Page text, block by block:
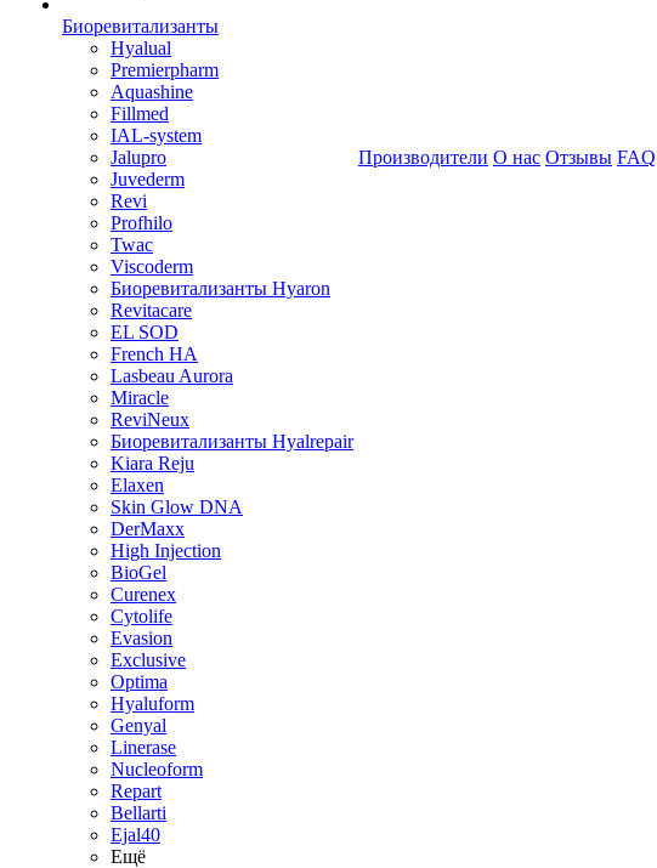
Биоревитализанты
Hyalual
Premierpharm
Aquashine
Fillmed
IAL-system
Jalupro
Juvederm
Revi
Profhilo
Twac
Viscoderm
Биоревитализанты Hyaron
Revitacare
EL SOD
French HA
Lasbeau Aurora
Miracle
ReviNeux
Биоревитализанты Hyalrepair
Kiara Reju
Elaxen
Skin Glow DNA
DerMaxx
High Injection
BioGel
Curenex
Cytolife
Evasion
Exclusive
Optima
Hyaluform
Genyal
Linerase
Nucleoform
Repart
Bellarti
Ejal40
Ещё
Производители О нас Отзывы FAQ